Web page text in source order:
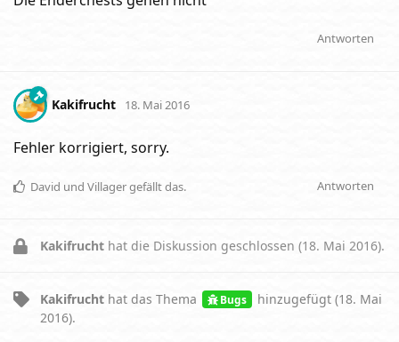
Antworten
Kakifrucht 18. Mai 2016
Fehler korrigiert, sorry.
Antworten
David und Villagergefällt das.
Kakifrucht hat die Diskussion geschlossen (18. Mai 2016).
Kakifrucht hat das Thema Bugs hinzugefügt (18. Mai
2016).